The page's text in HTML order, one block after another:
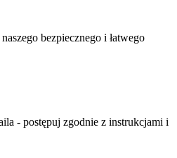
bezpiecznego i łatwego
- postępuj zgodnie z instrukcjami i